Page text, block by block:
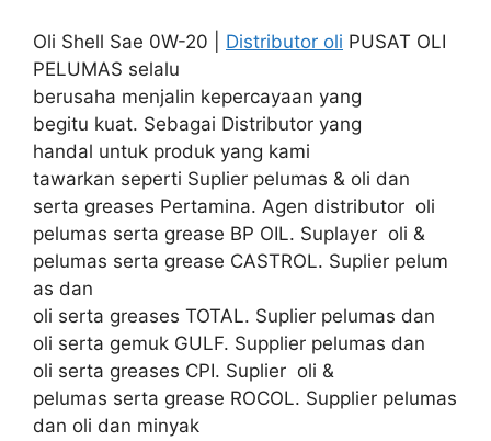
Oli Shell Sae 0W-20 | Distributor oli PUSAT OLI
PELUMAS selalu
berusaha menjalin kepercayaan yang
begitu kuat. Sebagai Distributor yang
handal untuk produk yang kami
tawarkan seperti Suplier pelumas & oli dan
serta greases Pertamina. Agen distributor oli
pelumas serta grease BP OIL. Suplayer oli &
pelumas serta grease CASTROL. Suplier pelum
as dan
oli serta greases TOTAL. Suplier pelumas dan
oli serta gemuk GULF. Supplier pelumas dan
oli serta greases CPI. Suplier oli &
pelumas serta grease ROCOL. Supplier pelumas
dan oli dan minyak